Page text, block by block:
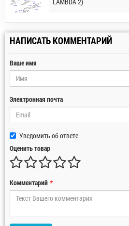
НАПИСАТЬ КОММЕНТАРИЙ
Ваше имя
Электронная почта
Уведомить об ответе
Оценить товар
Комментарий *